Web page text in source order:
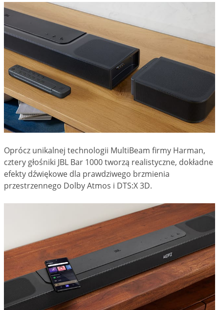
Oprócz unikalnej technologii MultiBeam firmy Harman,
cztery głośniki JBL Bar 1000 tworzą realistyczne, dokładne
efekty dźwiękowe dla prawdziwego brzmienia
przestrzennego Dolby Atmos i DTS:X 3D.